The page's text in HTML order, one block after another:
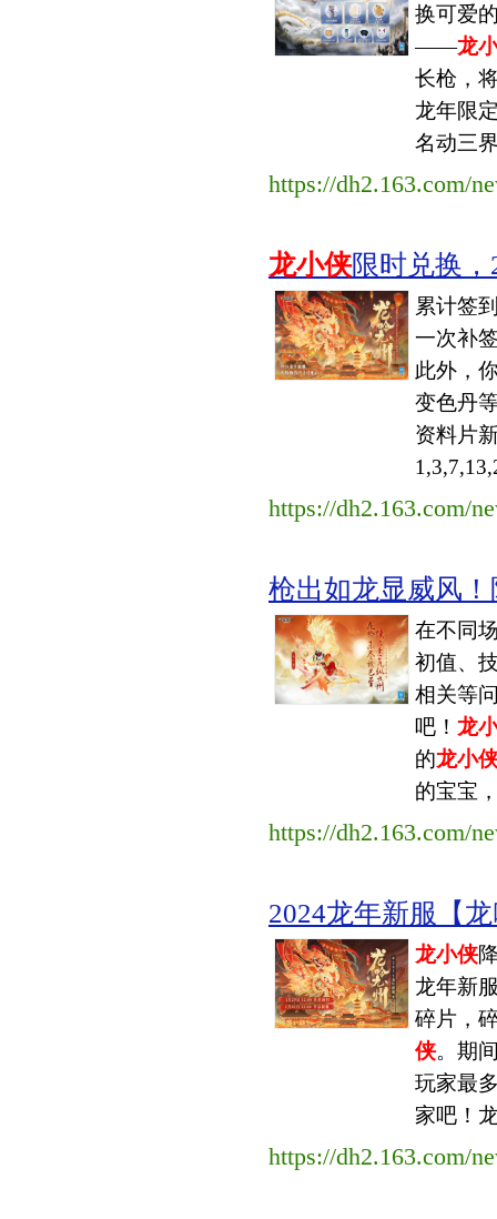
换可爱
——龙
长枪，
龙年限
名动三
https://dh2.163.com/
龙小侠限时兑换，
累计签
一次补
此外，
变色丹
资料片
https://dh2.163.com/
枪出如龙显威风
在不同
初值、
相关等
吧！ 龙
的龙小
的宝宝
https://dh2.163.com/
2024龙年新服【
龙小侠
龙年新
碎片，
侠。期
玩家最
家吧！
https://dh2.163.com/